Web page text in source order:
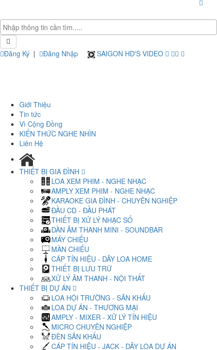
Đăng Ký | Đăng Nhập SAIGON HD'S VIDEO
Giới Thiệu
Tin tức
Vì Cộng Đồng
KIẾN THỨC NGHE NHÌN
Liên Hệ
THIẾT BỊ GIA ĐÌNH
LOA XEM PHIM - NGHE NHẠC
AMPLY XEM PHIM - NGHE NHẠC
KARAOKE GIA ĐÌNH - CHUYÊN NGHIỆP
ĐẦU CD - ĐẦU PHÁT
THIẾT BỊ XỬ LÝ NHẠC SỐ
DÀN ÂM THANH MINI - SOUNDBAR
MÁY CHIẾU
MÀN CHIẾU
CÁP TÍN HIỆU - DÂY LOA HOME
THIẾT BỊ LƯU TRỮ
XỬ LÝ ÂM THANH - NỘI THẤT
THIẾT BỊ DỰ ÁN
LOA HỘI TRƯỜNG - SÂN KHẤU
LOA DỰ ÁN - THƯƠNG MẠI
AMPLY - MIXER - XỬ LÝ TÍN HIỆU
MICRO CHUYÊN NGHIỆP
ĐÈN SÂN KHẤU
CÁP TÍN HIỆU - JACK - DÂY LOA DỰ ÁN